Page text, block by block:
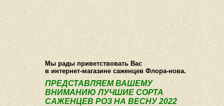
О компании Как купить Фотогалерея Статьи Опт
Мы рады приветствовать Вас
в интернет-магазине саженцев Флора-нова.
ПРЕДСТАВЛЯЕМ ВАШЕМУ
ВНИМАНИЮ ЛУЧШИЕ СОРТА
САЖЕНЦЕВ РОЗ НА ВЕСНУ 2022